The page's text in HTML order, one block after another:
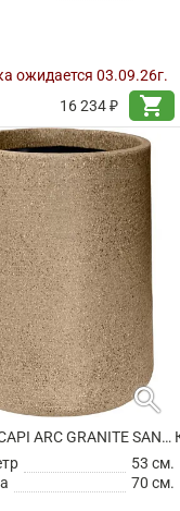
ожидается 03.09.26г.
16 234 ₽
shopping_cart
search
КАШПО CAPI ARC GRANITE SANDBAG HIGH WARM TAUPE
53 см.
70 см.